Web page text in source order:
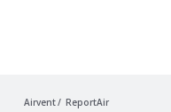
Airvent ReportAir